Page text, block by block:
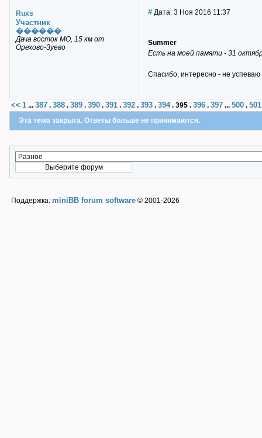
Ruxs
Участник
������
Дача восток МО, 15 км от
Орехово-Зуево
# Дата: 3 Ноя 2016 11:37
Summer
Есть на моей памяти - 31
Спасибо, интересно - не
<< 1 ... 387 . 388 . 389 . 390 . 391 . 392 . 393 . 394. 395 . 396 . 397 ... 500 . 501
Эта тема закрыта. Ответы больше не принимаются.
Поддержка: miniBB forum software © 2001-2026